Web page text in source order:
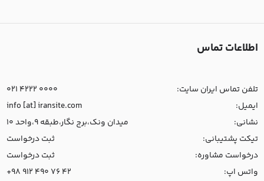
اطلاعات تماس
تلفن تماس ایران سایت:
021 4222 0000
ایمیل:
info [at] iransite.com
نشانی:
میدان ونک،برج نگار،طبقه 9،واحد 10
تیکت پشتیبانی:
ثبت درخواست
درخواست مشاوره:
ثبت درخواست
واتس اپ:
+98 912 490 76 42